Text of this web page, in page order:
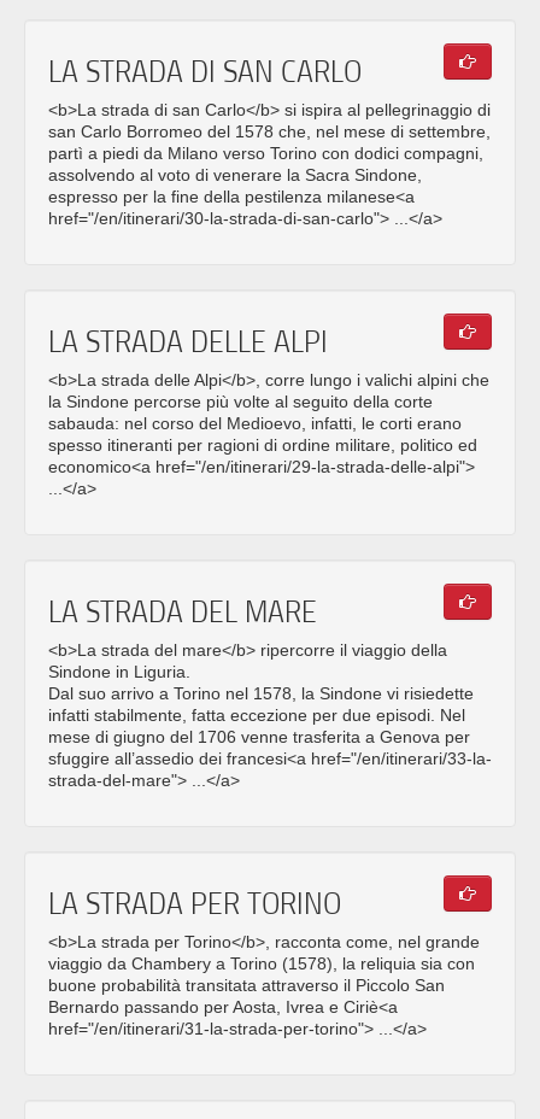
LA STRADA DI SAN CARLO
<b>La strada di san Carlo</b> si ispira al pellegrinaggio di
san Carlo Borromeo del 1578 che, nel mese di settembre,
partì a piedi da Milano verso Torino con dodici compagni,
assolvendo al voto di venerare la Sacra Sindone,
espresso per la fine della pestilenza milanese<a
href="/en/itinerari/30-la-strada-di-san-carlo"> ...</a>
LA STRADA DELLE ALPI
<b>La strada delle Alpi</b>, corre lungo i valichi alpini che
la Sindone percorse più volte al seguito della corte
sabauda: nel corso del Medioevo, infatti, le corti erano
spesso itineranti per ragioni di ordine militare, politico ed
economico<a href="/en/itinerari/29-la-strada-delle-alpi">
...</a>
LA STRADA DEL MARE
<b>La strada del mare</b> ripercorre il viaggio della
Sindone in Liguria.
Dal suo arrivo a Torino nel 1578, la Sindone vi risiedette
infatti stabilmente, fatta eccezione per due episodi. Nel
mese di giugno del 1706 venne trasferita a Genova per
sfuggire all’assedio dei francesi<a href="/en/itinerari/33-la-
strada-del-mare"> ...</a>
LA STRADA PER TORINO
<b>La strada per Torino</b>, racconta come, nel grande
viaggio da Chambery a Torino (1578), la reliquia sia con
buone probabilità transitata attraverso il Piccolo San
Bernardo passando per Aosta, Ivrea e Ciriè<a
href="/en/itinerari/31-la-strada-per-torino"> ...</a>